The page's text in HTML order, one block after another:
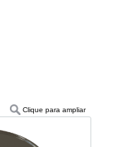
Clique para ampliar